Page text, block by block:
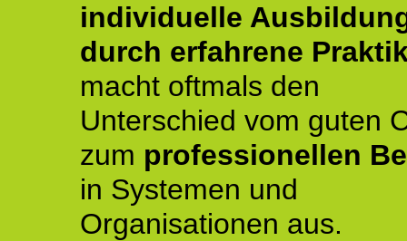
individuelle
durch erfahrene
macht oftmals den
Unterschied vom guten
zum professionellen
in Systemen und
Organisationen aus.